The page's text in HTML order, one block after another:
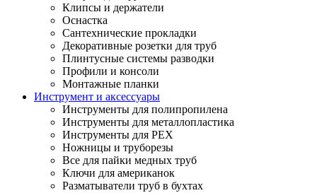
Клипсы и держатели
Оснастка
Сантехнические прокладки
Декоративные розетки для труб
Плинтусные системы разводки
Профили и консоли
Монтажные планки
Инструмент и аксессуары
Инструменты для полипропилена
Инструменты для металлопластика
Инструменты для PEX
Ножницы и труборезы
Все для пайки медных труб
Ключи для американок
Разматыватели труб в бухтах